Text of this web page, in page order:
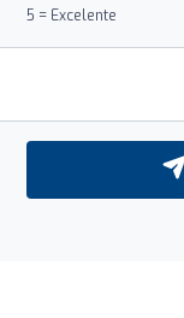
5 = Excelente